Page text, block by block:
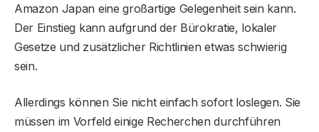
Amazon Japan eine großartige Gelegenheit sein kann.
Der Einstieg kann aufgrund der Bürokratie, lokaler
Gesetze und zusätzlicher Richtlinien etwas schwierig
sein.
Allerdings können Sie nicht einfach sofort loslegen. Sie
müssen im Vorfeld einige Recherchen durchführen